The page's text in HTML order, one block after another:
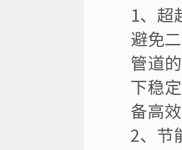
1、超
避免
管道
下稳
备高
2、节